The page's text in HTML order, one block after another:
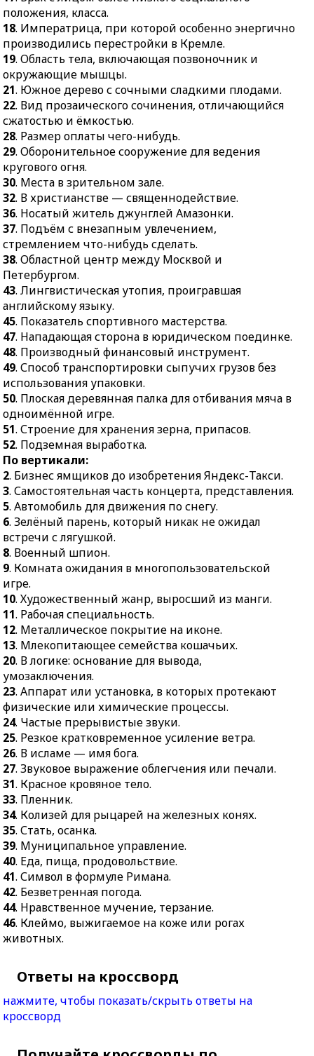
29.Оборонительное
сооружение для ведения
кругового огня.
30.Места в зрительном
зале.
32.В христианстве —
священнодействие.
36.Носатый житель
джунглей Амазонки.
37.Подъём с внезапным
увлечением,
стремлением что-
нибудь сделать.
38.Областной центр
между Москвой и
Петербургом.
43.Лингвистическая
утопия, проигравшая
английскому языку.
45.Показатель
спортивного мастерства.
47.Нападающая сторона
в юридическом
поединке.
48.Производный
финансовый
инструмент.
49.Способ
транспортировки
сыпучих грузов без
использования
упаковки.
50.Плоская деревянная
палка для отбивания
мяча в одноимённой
игре.
51.Строение для
хранения зерна,
припасов.
52.Подземная
выработка.
продовольствие.
41.Символ в формуле
Римана.
42. Безветренная погода.
мучение, терзание.
на коже или рогах
животных.
положения, класса.
18. Императрица, при которой особенно энергично
производились перестройки в Кремле.
19. Область тела, включающая позвоночник и
окружающие мышцы.
21. Южное дерево с сочными сладкими плодами.
22. Вид прозаического сочинения, отличающийся
сжатостью и ёмкостью.
28. Размер оплаты чего-нибудь.
29. Оборонительное сооружение для ведения
кругового огня.
30. Места в зрительном зале.
32. В христианстве — священнодействие.
36. Носатый житель джунглей Амазонки.
37. Подъём с внезапным увлечением,
стремлением что-нибудь сделать.
38. Областной центр между Москвой и
Петербургом.
43. Лингвистическая утопия, проигравшая
английскому языку.
45. Показатель спортивного мастерства.
47. Нападающая сторона в юридическом поединке.
48. Производный финансовый инструмент.
49. Способ транспортировки сыпучих грузов без
использования упаковки.
50. Плоская деревянная палка для отбивания мяча в
одноимённой игре.
51. Строение для хранения зерна, припасов.
52. Подземная выработка.
По вертикали:
2. Бизнес ямщиков до изобретения Яндекс-Такси.
3. Самостоятельная часть концерта, представления.
5. Автомобиль для движения по снегу.
6. Зелёный парень, который никак не ожидал
встречи с лягушкой.
8. Военный шпион.
9. Комната ожидания в многопользовательской
игре.
10. Художественный жанр, выросший из манги.
11. Рабочая специальность.
12. Металлическое покрытие на иконе.
13. Млекопитающее семейства кошачьих.
20. В логике: основание для вывода,
умозаключения.
23. Аппарат или установка, в которых протекают
физические или химические процессы.
24. Частые прерывистые звуки.
25. Резкое кратковременное усиление ветра.
26. В исламе — имя бога.
27. Звуковое выражение облегчения или печали.
31. Красное кровяное тело.
33. Пленник.
34. Колизей для рыцарей на железных конях.
35. Стать, осанка.
39. Муниципальное управление.
40. Еда, пища, продовольствие.
41. Символ в формуле Римана.
42. Безветренная погода.
44. Нравственное мучение, терзание.
46. Клеймо, выжигаемое на коже или рогах
животных.
Ответы на кроссворд
нажмите, чтобы показать/скрыть ответы на
кроссворд